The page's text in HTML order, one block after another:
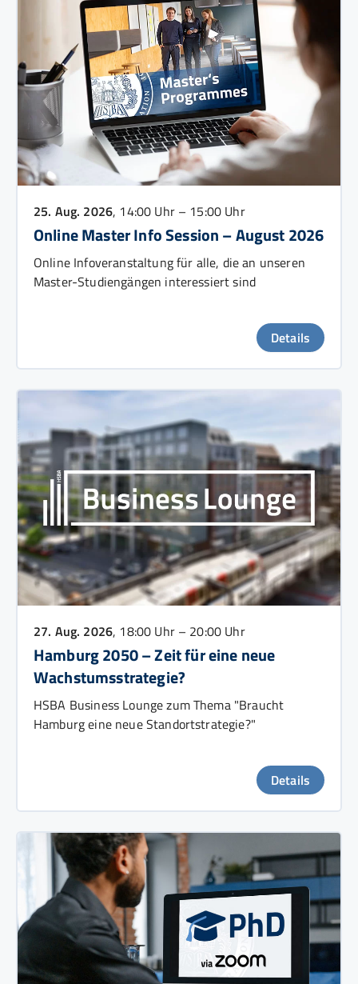
25. Aug. 2026, 14:00 Uhr – 15:00 Uhr
Online Master Info Session – August 2026
Online Infoveranstaltung für alle, die an unseren
Master-Studiengängen interessiert sind
Details
27. Aug. 2026, 18:00 Uhr – 20:00 Uhr
Hamburg 2050 – Zeit für eine neue
Wachstumsstrategie?
HSBA Business Lounge zum Thema "Braucht
Hamburg eine neue Standortstrategie?"
Details